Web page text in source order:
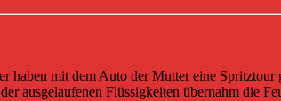
haben mit dem Auto der Mutter eine
ausgelaufenen Flüssigkeiten übernahm die